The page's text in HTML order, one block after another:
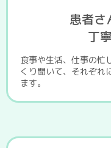
患者さ
丁
食事や生活、仕事の忙
くり聞いて、それぞれ
ます。